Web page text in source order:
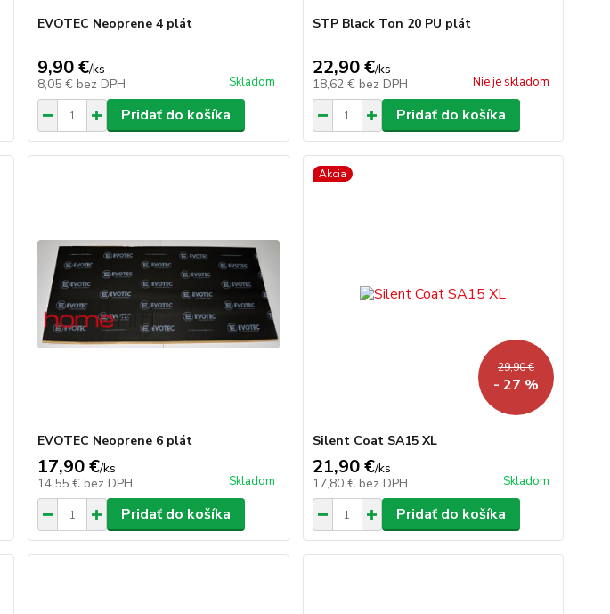
EVOTEC Neoprene 4 plát
9,90 €/ks
8,05 € bez DPH Skladom
Pridať do košíka
STP Black Ton 20 PU plát
22,90 €/ks
18,62 € bez DPH Nie je skladom
Pridať do košíka
EVOTEC Neoprene 6 plát
17,90 €/ks
14,55 € bez DPH Skladom
Pridať do košíka
Akcia
29,90 €
- 27 %
Silent Coat SA15 XL
21,90 €/ks
17,80 € bez DPH Skladom
Pridať do košíka